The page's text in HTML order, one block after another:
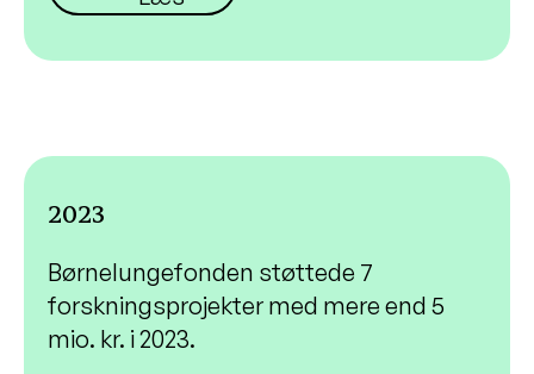
2023
Børnelungefonden støttede 7
forskningsprojekter med mere end 5
mio. kr. i 2023.